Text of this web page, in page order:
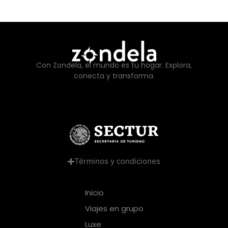
Con Zondela, el mundo es tu hogar. Explora,
conecta y transforma.
Términos y condiciones
Inicio
Viajes en grupo
Luxe